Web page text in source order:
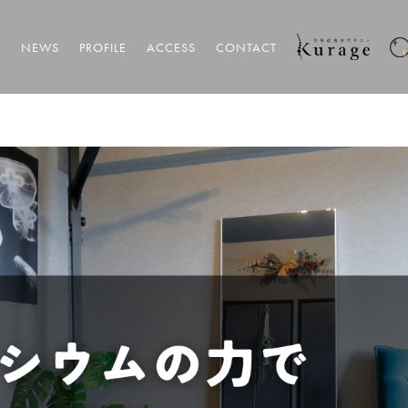
NEWS PROFILE ACCESS CONTACT